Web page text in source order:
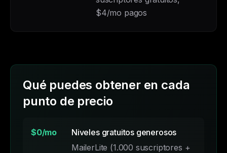
$4/mo pagos
Qué puedes obtener en cada
punto de precio
$0/mo
Niveles gratuitos generosos
MailerLite (1.000 suscriptores +